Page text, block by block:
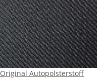
Original Autopolsterstoff